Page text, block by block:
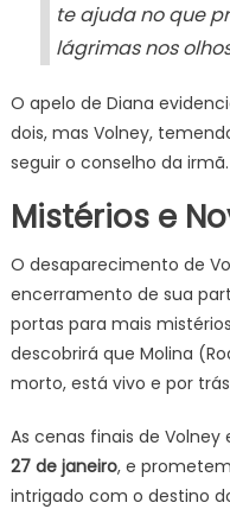
te ajuda no que
lágrimas nos
O apelo de Diana
dois, mas Volney,
seguir o conselho da irmã.
Mistérios e
O desaparecimento de
encerramento de sua
portas para mais
descobrirá que Molina
morto, está vivo e por
As cenas finais de
27 de janeiro, e
intrigado com o destino